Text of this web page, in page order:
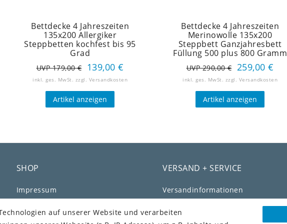
Bettdecke 4 Jahreszeiten
135x200 Allergiker
Steppbetten kochfest bis 95
Grad
UVP 179,00 € 139,00 €
inkl. ges. MwSt. zzgl. Versandkosten
Artikel anzeigen
Bettdecke 4 Jahreszeiten
Merinowolle 135x200
Steppbett Ganzjahresbett
Füllung 500 plus 800 Gramm
UVP 290,00 € 259,00 €
inkl. ges. MwSt. zzgl. Versandkosten
Artikel anzeigen
SHOP
Impressum
AGB
VERSAND + SERVICE
Versandinformationen
Zahlungsinformationen
auf unserer Website und verarbeiten